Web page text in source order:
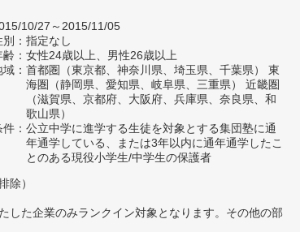
10/27～2015/11/05
別：指定なし
齢：女性24歳以上、男性26歳以上
域：首都圏（東京都、神奈川県、埼玉県、千葉県） 東
海圏（静岡県、愛知県、岐阜県、三重県） 近畿圏
（滋賀県、京都府、大阪府、兵庫県、奈良県、和
歌山県）
件：公立中学に進学する生徒を対象とする集団塾に通
年通学している、または3年以内に通年通学したこ
とのある現役小学生/中学生の保護者
除）
た企業のみランクイン対象となります。その他の部